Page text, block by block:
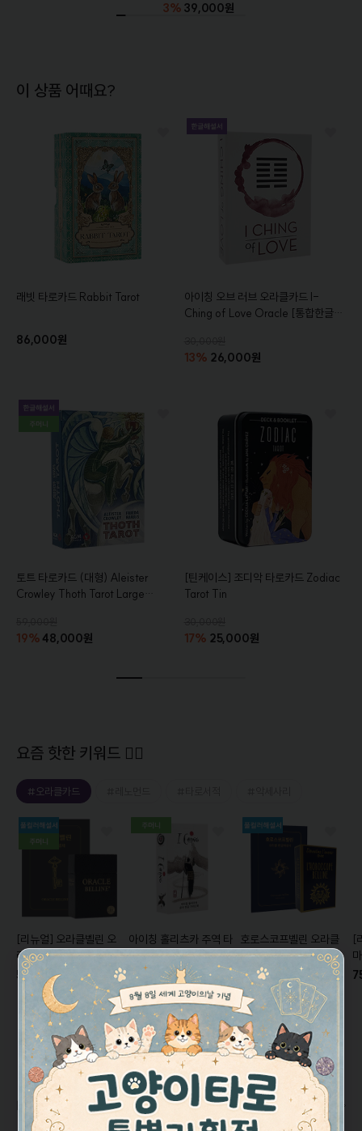
드
3% 39,000원
이 상품 어때요?
래빗 타로카드 Rabbit Tarot
86,000원
아이칭 오브 러브 오라클카드I-
Ching of Love Oracle [통합한글해
13% 26,000원
토트 타로카드 (대형) Aleister
Crowley Thoth Tarot Large
19% 48,000원
[틴케이스] 조디악 타로카드 Zodiac
Tarot Tin
17% 25,000원
요즘 핫한 키워드 ❤‍🔥
#오라클카드
[리뉴얼] 오라클벨린 오
라클카드Oracle
Belline
[풀컬러한글해설
서+주머니증정]
59,000원
아이칭 홀리츠카 주역 타
로카드/ 64괘I-Ching
Holitzka[공식한글해설
서포함+주머니증정]
29,000원
10%26,000원
호로스코프벨린 오라클
카드Horoscope
Belline
[미니 한글해설
서+풀컬러 가이드북 증
정]
40,000원
3%39,000원
[
베스트 리뷰 모음 💜 더보기